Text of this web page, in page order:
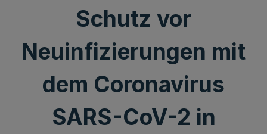
Schutz vor
Neuinfizierungen mit
dem Coronavirus
SARS-CoV-2 in